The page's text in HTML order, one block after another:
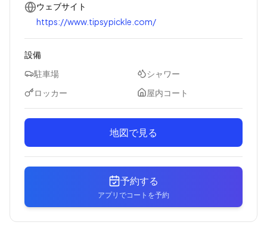
ウェブサイト
https://www.tipsypickle.com/
設備
駐車場
シャワー
ロッカー
屋内コート
地図で見る
予約する
アプリでコートを予約